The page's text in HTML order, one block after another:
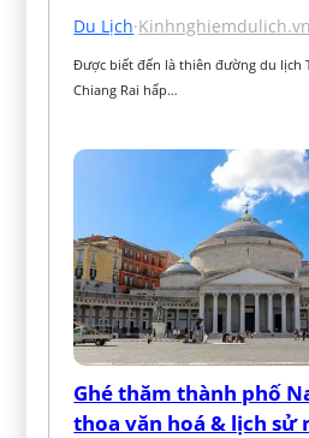
Du Lịch·Kinhnghiemdulich.vn
Được biết đến là thiên đường du lịch
Chiang Rai hấp…
Ghé thăm thành phố
thoa văn hoá & lịch sử